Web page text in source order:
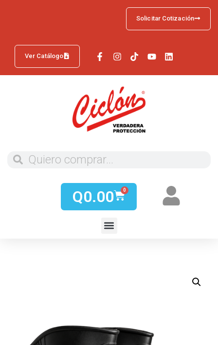
Ver Catálogo
Solicitar Cotización
Q0.00 0